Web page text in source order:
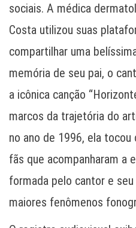
sociais. A médica
Costa utilizou suas
compartilhar uma
memória de seu pai, o
a icônica canção
marcos da trajetória do
no ano de 1996, ela
fãs que acompanharam a
formada pelo cantor e
maiores fenômenos